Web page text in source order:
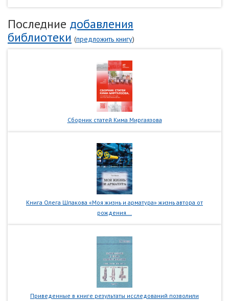
Последние добавления
библиотеки (предложить книгу)
Сборник статей Кима Миргаязова
Книга Олега Шпакова «Моя жизнь и арматура» жизнь автора от
рождения...
Приведенные в книге результаты исследований позволили